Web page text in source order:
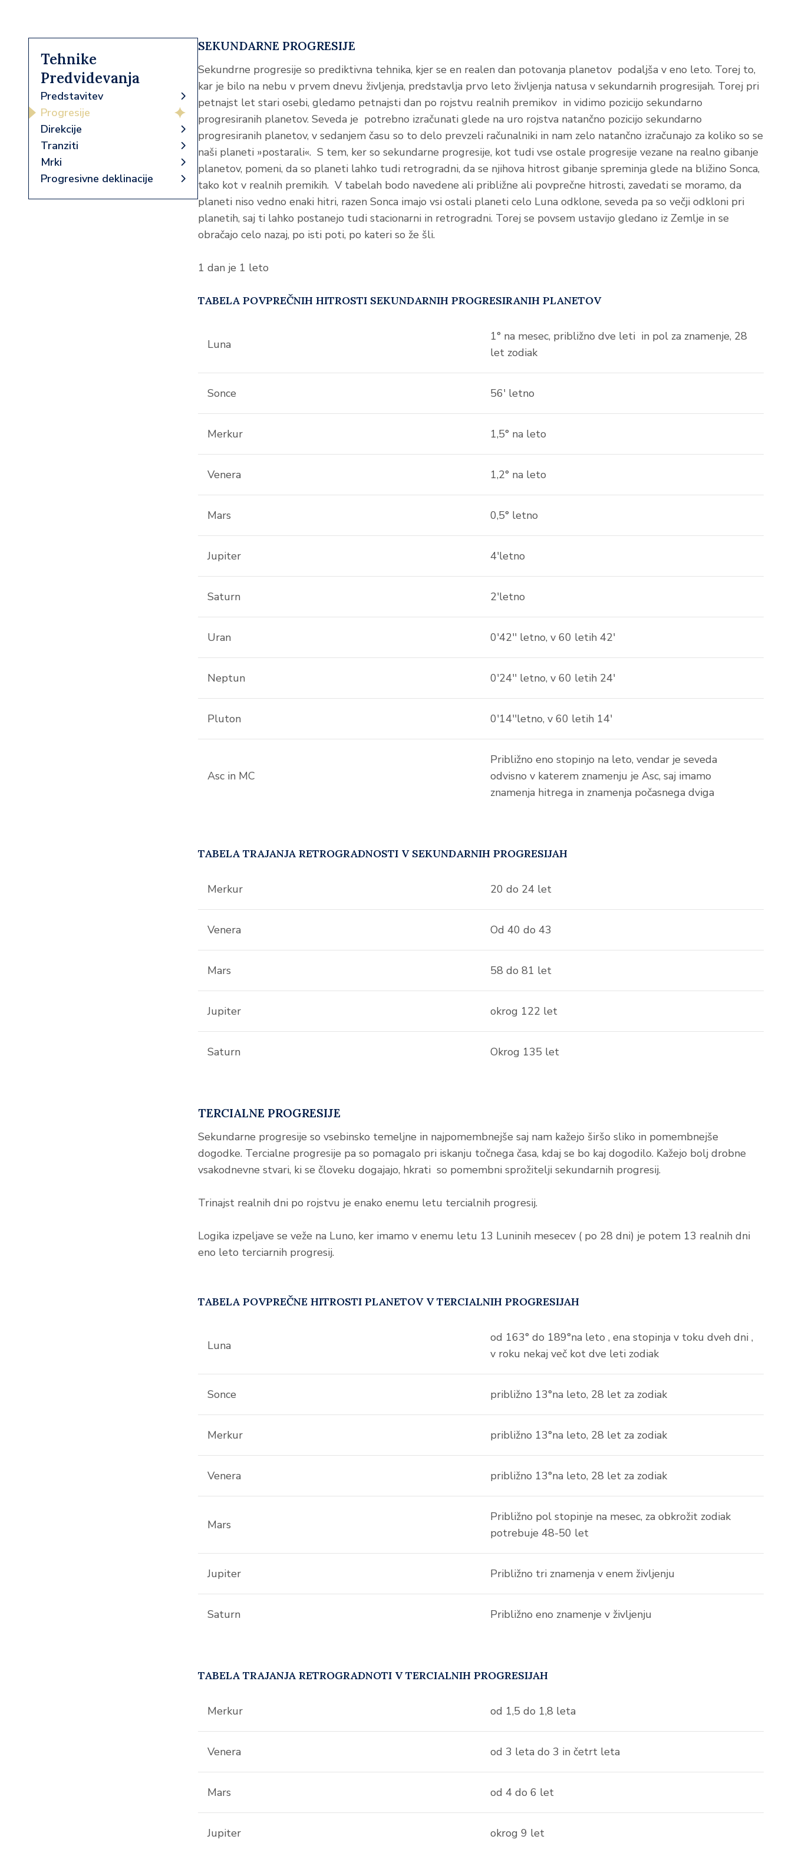
Tehnike
Predvidevanja
Predstavitev
Progresije
Direkcije
Tranziti
Mrki
Progresivne deklinacije
SEKUNDARNE PROGRESIJE
Sekundrne progresije so prediktivna tehnika, kjer se en realen dan potovanja planetov podaljša v eno leto. Torej to,
kar je bilo na nebu v prvem dnevu življenja, predstavlja prvo leto življenja natusa v sekundarnih progresijah. Torej pri
petnajst let stari osebi, gledamo petnajsti dan po rojstvu realnih premikov in vidimo pozicijo sekundarno
progresiranih planetov. Seveda je potrebno izračunati glede na uro rojstva natančno pozicijo sekundarno
progresiranih planetov, v sedanjem času so to delo prevzeli računalniki in nam zelo natančno izračunajo za koliko so se
naši planeti »postarali«. S tem, ker so sekundarne progresije, kot tudi vse ostale progresije vezane na realno gibanje
planetov, pomeni, da so planeti lahko tudi retrogradni, da se njihova hitrost gibanje spreminja glede na bližino Sonca,
tako kot v realnih premikih. V tabelah bodo navedene ali približne ali povprečne hitrosti, zavedati se moramo, da
planeti niso vedno enaki hitri, razen Sonca imajo vsi ostali planeti celo Luna odklone, seveda pa so večji odkloni pri
planetih, saj ti lahko postanejo tudi stacionarni in retrogradni. Torej se povsem ustavijo gledano iz Zemlje in se
obračajo celo nazaj, po isti poti, po kateri so že šli.
1 dan je 1 leto
TABELA POVPREČNIH HITROSTI SEKUNDARNIH PROGRESIRANIH PLANETOV
Luna
1° na mesec, približno dve leti in pol za znamenje, 28
let zodiak
Sonce 56' letno
Merkur 1,5° na leto
Venera 1,2° na leto
Mars 0,5° letno
Jupiter 4'letno
Saturn 2'letno
Uran 0'42'' letno, v 60 letih 42'
Neptun 0'24'' letno, v 60 letih 24'
Pluton 0'14''letno, v 60 letih 14'
Asc in MC
Približno eno stopinjo na leto, vendar je seveda
odvisno v katerem znamenju je Asc, saj imamo
znamenja hitrega in znamenja počasnega dviga
TABELA TRAJANJA RETROGRADNOSTI V SEKUNDARNIH PROGRESIJAH
Merkur 20 do 24 let
Venera Od 40 do 43
Mars 58 do 81 let
Jupiter okrog 122 let
Saturn Okrog 135 let
TERCIALNE PROGRESIJE
Sekundarne progresije so vsebinsko temeljne in najpomembnejše saj nam kažejo širšo sliko in pomembnejše
dogodke. Tercialne progresije pa so pomagalo pri iskanju točnega časa, kdaj se bo kaj dogodilo. Kažejo bolj drobne
vsakodnevne stvari, ki se človeku dogajajo, hkrati so pomembni sprožitelji sekundarnih progresij.
Trinajst realnih dni po rojstvu je enako enemu letu tercialnih progresij.
Logika izpeljave se veže na Luno, ker imamo v enemu letu 13 Luninih mesecev ( po 28 dni) je potem 13 realnih dni
eno leto terciarnih progresij.
TABELA POVPREČNE HITROSTI PLANETOV V TERCIALNIH PROGRESIJAH
Luna
od 163° do 189°na leto , ena stopinja v toku dveh dni ,
v roku nekaj več kot dve leti zodiak
Sonce približno 13°na leto, 28 let za zodiak
Merkur približno 13°na leto, 28 let za zodiak
Venera približno 13°na leto, 28 let za zodiak
Mars
Približno pol stopinje na mesec, za obkrožit zodiak
potrebuje 48-50 let
Jupiter Približno tri znamenja v enem življenju
Saturn Približno eno znamenje v življenju
TABELA TRAJANJA RETROGRADNOTI V TERCIALNIH PROGRESIJAH
Merkur od 1,5 do 1,8 leta
Venera od 3 leta do 3 in četrt leta
Mars od 4 do 6 let
Jupiter okrog 9 let